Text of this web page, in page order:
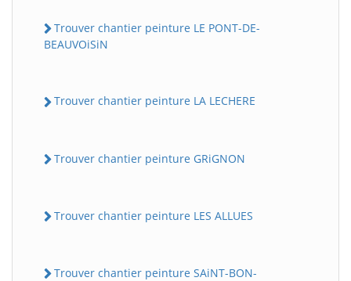
Trouver chantier peinture LE PONT-DE-
BEAUVOiSiN
Trouver chantier peinture LA LECHERE
Trouver chantier peinture GRiGNON
Trouver chantier peinture LES ALLUES
Trouver chantier peinture SAiNT-BON-